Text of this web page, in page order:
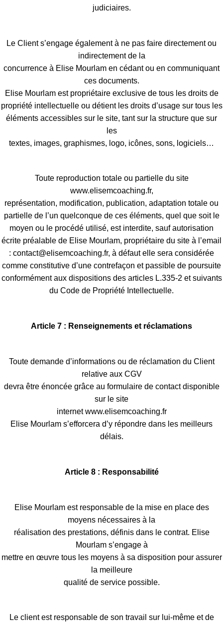
judiciaires.
Le Client s’engage également à ne pas faire directement ou
indirectement de la
concurrence à Elise Mourlam en cédant ou en communiquant
ces documents.
Elise Mourlam est propriétaire exclusive de tous les droits de
propriété intellectuelle ou détient les droits d’usage sur tous les
éléments accessibles sur le site, tant sur la structure que sur
les
textes, images, graphismes, logo, icônes, sons, logiciels…
Toute reproduction totale ou partielle du site
www.elisemcoaching.fr,
représentation, modification, publication, adaptation totale ou
partielle de l’un quelconque de ces éléments, quel que soit le
moyen ou le procédé utilisé, est interdite, sauf autorisation
écrite préalable de Elise Mourlam, propriétaire du site à l’email
: contact@elisemcoaching.fr, à défaut elle sera considérée
comme constitutive d’une contrefaçon et passible de poursuite
conformément aux dispositions des articles L.335-2 et suivants
du Code de Propriété Intellectuelle.
Article 7 : Renseignements et réclamations
Toute demande d’informations ou de réclamation du Client
relative aux CGV
devra être énoncée grâce au formulaire de contact disponible
sur le site
internet www.elisemcoaching.fr
Elise Mourlam s’efforcera d’y répondre dans les meilleurs
délais.
Article 8 : Responsabilité
Elise Mourlam est responsable de la mise en place des
moyens nécessaires à la
réalisation des prestations, définis dans le contrat. Elise
Mourlam s’engage à
mettre en œuvre tous les moyens à sa disposition pour assurer
la meilleure
qualité de service possible.
Le client est responsable de son travail sur lui-même et de